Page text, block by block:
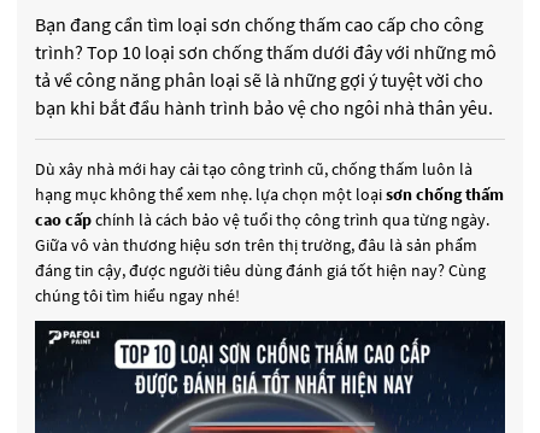
Bạn đang cần tìm loại sơn chống thấm cao cấp cho công
trình? Top 10 loại sơn chống thấm dưới đây với những mô
tả về công năng phân loại sẽ là những gợi ý tuyệt vời cho
bạn khi bắt đầu hành trình bảo vệ cho ngôi nhà thân yêu.
Dù xây nhà mới hay cải tạo công trình cũ, chống thấm luôn là
hạng mục không thể xem nhẹ. lựa chọn một loạisơn chống thấm
cao cấpchính là cách bảo vệ tuổi thọ công trình qua từng ngày.
Giữa vô vàn thương hiệu sơn trên thị trường, đâu là sản phẩm
đáng tin cậy, được người tiêu dùng đánh giá tốt hiện nay? Cùng
chúng tôi tìm hiểu ngay nhé!